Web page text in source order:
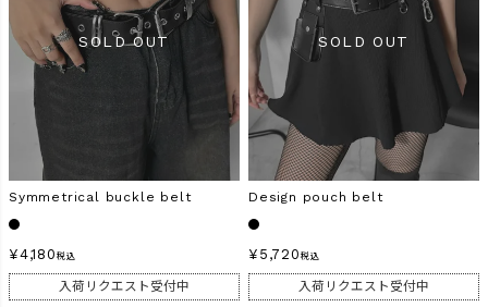
Symmetrical buckle belt
¥4,180 税込
入荷リクエスト受付中
Design pouch belt
¥ 5,720 税込
入荷リクエスト受付中